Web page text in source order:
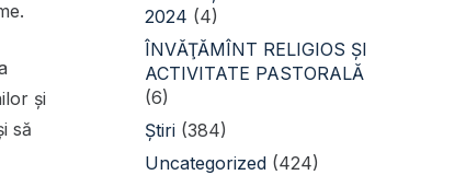
și
să
2024 (4)
ÎNVĂŢĂMÎNT RELIGIOS ŞI
ACTIVITATE PASTORALĂ
(6)
Știri (384)
Uncategorized (424)